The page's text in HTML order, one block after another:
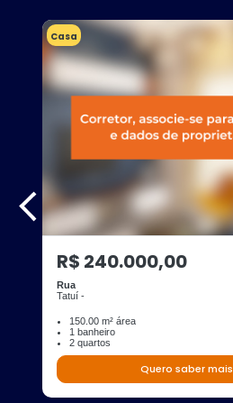
Casa
R$ 240.000,00
Rua
Tatuí -
150.00 m² área
1 banheiro
2 quartos
Quero saber mais